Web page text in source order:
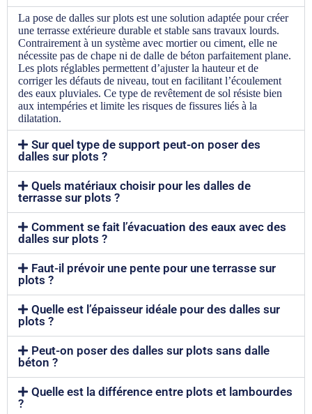
La pose de dalles sur plots est une solution adaptée pour créer
une terrasse extérieure durable et stable sans travaux lourds.
Contrairement à un système avec mortier ou ciment, elle ne
nécessite pas de chape ni de dalle de béton parfaitement plane.
Les plots réglables permettent d’ajuster la hauteur et de
corriger les défauts de niveau, tout en facilitant l’écoulement
des eaux pluviales. Ce type de revêtement de sol résiste bien
aux intempéries et limite les risques de fissures liés à la
dilatation.
Sur quel type de support peut-on poser des
dalles sur plots ?
Quels matériaux choisir pour les dalles de
terrasse sur plots ?
Comment se fait l’évacuation des eaux avec des
dalles sur plots ?
Faut-il prévoir une pente pour une terrasse sur
plots ?
Quelle est l’épaisseur idéale pour des dalles sur
plots ?
Peut-on poser des dalles sur plots sans dalle
béton ?
Quelle est la différence entre plots et lambourdes
?